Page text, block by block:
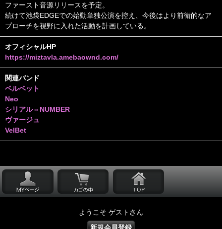
ファースト音源リリースを予定。
続けて池袋EDGEでの始動単独公演を控え、今後はより前衛的なア
プローチを視野に入れた活動を計画している。
オフィシャルHP
https://miztavla.amebaownd.com/
関連バンド
ベルベット
Neo
シリアル⇔NUMBER
ヴァージュ
VelBet
ようこそ ゲストさん